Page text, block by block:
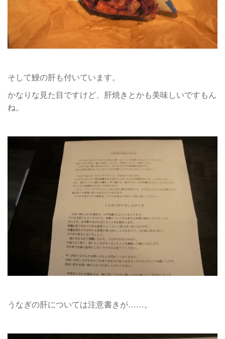
そして鰻の肝も付いています。
かなりな見た目ですけど、肝焼きとかも美味しいですもん
ね。
うなぎの肝については注意書きが……。